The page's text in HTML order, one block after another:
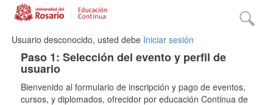
Usuario desconocido, usted debe Iniciar sesión
Paso 1: Selección del evento y perfil de
usuario
Bienvenido al formulario de inscripción y pago de eventos,
cursos, y diplomados, ofrecidor por educación Continua de